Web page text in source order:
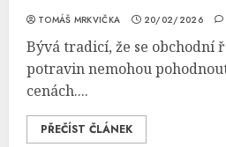
TOMÁŠ MRKVIČKA 20/02/2026
Bývá tradicí, že se obchodní
potravin nemohou
cenách....
PŘEČÍST ČLÁNEK